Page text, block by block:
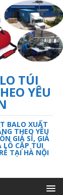
TÚI
YÊU
BALO XUẤT
THEO YÊU
GIÁ SỈ, GIÁ
LÔ CẶP TÚI
TẠI HÀ NỘI